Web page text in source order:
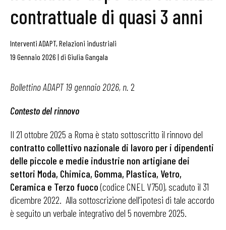
contrattuale di quasi 3 anni
Interventi ADAPT, Relazioni industriali
19 Gennaio 2026 | di Giulia Gangala
Bollettino ADAPT 19 gennaio 2026, n. 2
Contesto del rinnovo
Il 21 ottobre 2025 a Roma è stato sottoscritto il rinnovo del
contratto collettivo nazionale di lavoro per i dipendenti
delle piccole e medie industrie non artigiane dei
settori Moda, Chimica, Gomma, Plastica, Vetro,
Ceramica e Terzo fuoco(codice CNEL V750), scaduto il 31
dicembre 2022. Alla sottoscrizione dell’ipotesi di tale accordo
è seguito un verbale integrativo del 5 novembre 2025.